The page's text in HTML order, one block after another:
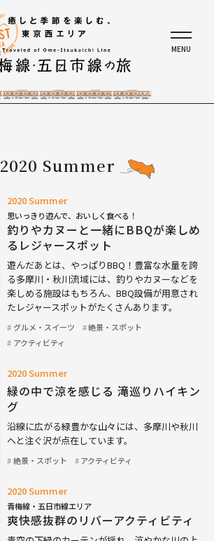
2020 Summer
2020 Summer
思いっきり遊んで、おいしく食べる！
釣りやカヌーと一緒にBBQが楽しめ
るレジャースポット
遊んだあとは、やっぱりBBQ！豊富な水量を誇
る多摩川・秋川流域には、釣りやカヌーなどを
楽しめる施設はもちろん、BBQ設備が用意され
たレジャースポットがたくさんあります。
グルメ・スイーツ
絶景・スポット
アクティビティ
2020 Summer
緑の中で涼を感じる 滝巡りハイキン
グ
沿線に広がる緑豊かな山々には、多摩川や秋川
へと注ぐ沢が点在しています。
絶景・スポット アクティビティ
2020 Summer
青梅線・五日市線エリア
爽快感抜群のリバーアクティビティ